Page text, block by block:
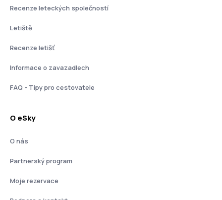
Recenze leteckých společností
Letiště
Recenze letišť
Informace o zavazadlech
FAQ - Tipy pro cestovatele
O eSky
O nás
Partnerský program
Moje rezervace